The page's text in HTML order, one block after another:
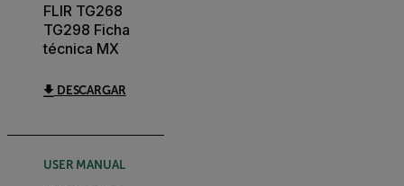
FLIR TG268
TG298 Ficha
técnica MX
DESCARGAR
USER MANUAL